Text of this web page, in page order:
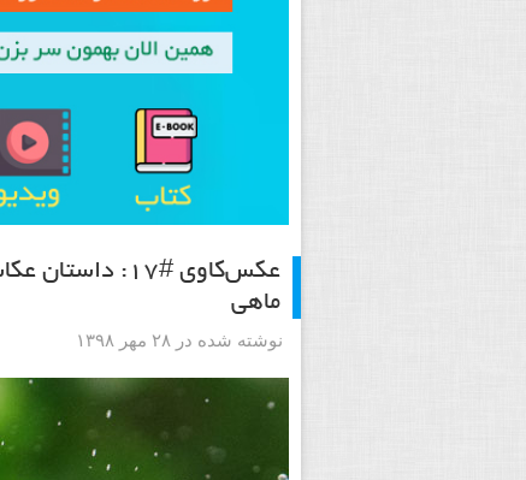
عکس‌کاوی #۱۷:
ماهی
نوشته شده در ۲۸ مهر ۱۳۹۸